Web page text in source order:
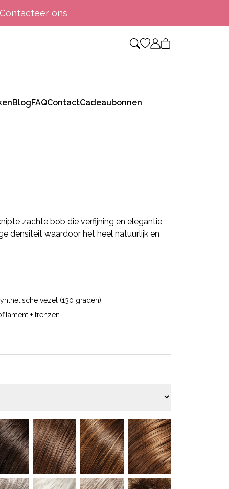
ons
BlogFAQContactCadeaubonnen
zachte bob die verfijning en elegantie
densiteit waardoor het heel natuurlijk en
vezel (130 graden)
+ trenzen